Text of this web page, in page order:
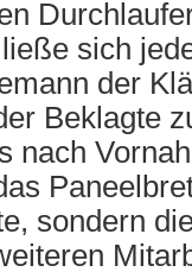
sich
der
Beklagte
nach
sondern